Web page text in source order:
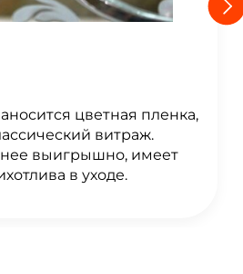
цветная пленка,
витраж.
выигрышно, имеет
в уходе.